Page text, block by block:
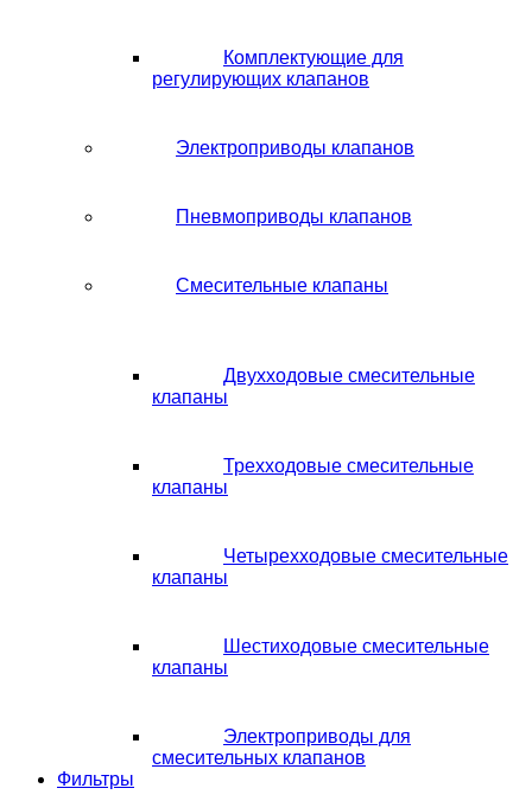
Комплектующие для
регулирующих клапанов
Электроприводы клапанов
Пневмоприводы клапанов
Смесительные клапаны
Двухходовые смесительные
клапаны
Трехходовые смесительные
клапаны
Четырехходовые смесительные
клапаны
Шестиходовые смесительные
клапаны
Электроприводы для
смесительных клапанов
Фильтры